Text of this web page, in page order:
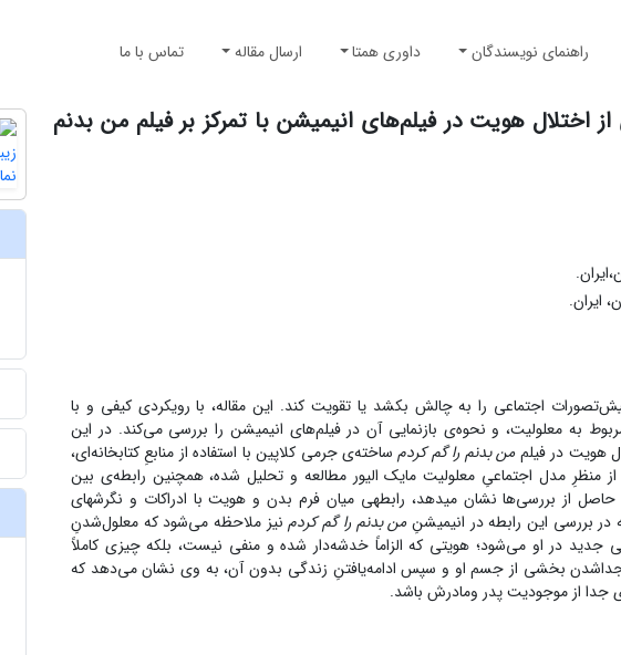
راهنمای نویسندگان داوری همتا ارسال مقاله تماس با ما
اختلال هویت در فیلم‌های انیمیشن با تمرکز بر فیلم‌ من بدنم
ایران.
اجتماعی را به چالش بکشد یا تقویت کند. این مقاله، با رویکردی کیفی و با
به معلولیت، و نحوه‌ی بازنمایی آن در فیلم‌های انیمیشن را بررسی می‌کند. در این
هویت در فیلممن بدنم را گم کردمساخته‌ی جرمی کلاپین با استفاده از منابعِ کتابخانه‌ای،
منظرِ مدل اجتماعیِ معلولیت مایک الیور مطالعه و تحلیل شده، همچنین رابطه‌ی بین
از بررسی‌ها نشان می­دهد، رابطه­ی میان فرم بدن و هویت با ادراکات و نگرش­های
بررسی این رابطه در انیمیشنِمن بدنم را گم کردمنیز ملاحظه می‌شود که معلول‌شدنِ
در او می‌شود؛ هویتی که الزاماً خدشه‌دار شده و منفی نیست، بلکه چیزی کاملاً
جداشدن بخشی از جسم او و سپس ادامه‌یافتنِ زندگی بدون آن، به وی نشان می‌دهد که
جدا از موجودیت پدر ومادرش باشد.